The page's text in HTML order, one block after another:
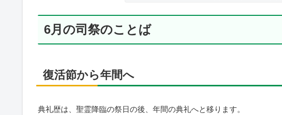
6月の司祭のことば
復活節から年間へ
典礼歴は、聖霊降臨の祭日の後、年間の典礼へと移ります。